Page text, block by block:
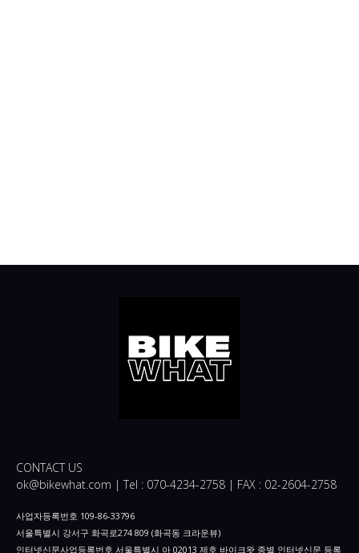
CONTACT US
ok@bikewhat.com | Tel : 070-4234-2758 | FAX : 02-2604-2758
사업자등록번호 109-86-33796
서울특별시 강서구 화곡로274 809 (화곡동 크라운뷰)
인터넷신문사업등록번호 서울특별시 아 02013 제호 바이크왓 종별 인터넷신문 등록